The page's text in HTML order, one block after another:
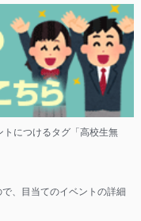
につけるタグ「高校生無
、目当てのイベントの詳細